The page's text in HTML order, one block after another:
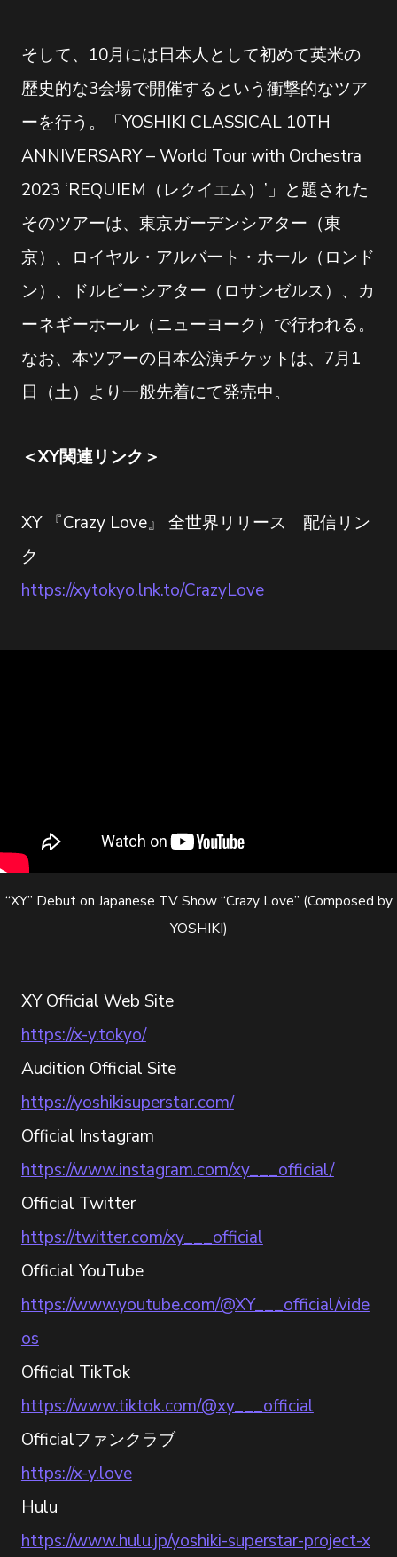
そして、10月には日本人として初めて英米の
歴史的な3会場で開催するという衝撃的なツア
ーを行う。「YOSHIKI CLASSICAL 10TH
ANNIVERSARY – World Tour with Orchestra
2023 ‘REQUIEM（レクイエム）’」と題された
そのツアーは、東京ガーデンシアター（東
京）、ロイヤル・アルバート・ホール（ロンド
ン）、ドルビーシアター（ロサンゼルス）、カ
ーネギーホール（ニューヨーク）で行われる。
なお、本ツアーの日本公演チケットは、7月1
日（土）より一般先着にて発売中。
＜XY関連リンク＞
XY 『Crazy Love』 全世界リリース 配信リン
ク
https://xytokyo.lnk.to/CrazyLove
“XY” Debut on Japanese TV Show “Crazy Love” (Composed by
YOSHIKI)
XY Official Web Site
https://x-y.tokyo/
Audition Official Site
https://yoshikisuperstar.com/
Official Instagram
https://www.instagram.com/xy___official/
Official Twitter
https://twitter.com/xy___official
Official YouTube
https://www.youtube.com/@XY___official/vide
os
Official TikTok
https://www.tiktok.com/@xy___official
Officialファンクラブ
https://x-y.love
Hulu
https://www.hulu.jp/yoshiki-superstar-project-x